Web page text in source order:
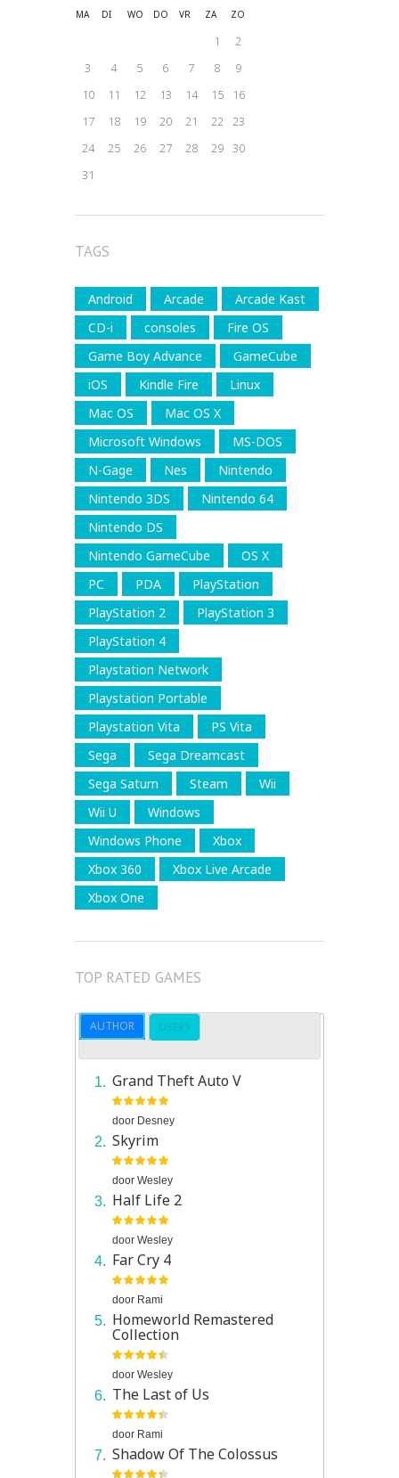
MA DI WO DO VR ZA ZO
1
2
3
4 5 6 7 8
9
10
11 12 13 14 15
16
17
18 19 20 21 22 23
24
25 26 27 28 29 30
31
TAGS
Android Arcade
Arcade Kast
CD-i
consoles
Fire OS
Game Boy Advance
GameCube
iOS
Kindle Fire
Linux
Mac OS
Mac OS X
Microsoft Windows
MS-DOS
N-Gage
Nes
Nintendo
Nintendo 3DS
Nintendo 64
Nintendo DS
Nintendo GameCube
OS X
PC
PDA
PlayStation
PlayStation 2
PlayStation 3
PlayStation 4
Playstation Network
Playstation Portable
Playstation Vita
PS Vita
Sega
Sega Dreamcast
Sega Saturn
Steam
Wii
Wii U
Windows
Windows Phone
Xbox
Xbox 360
Xbox Live Arcade
Xbox One
TOP RATED GAMES
AUTHOR USERS
Grand Theft Auto V
door Desney
Skyrim
door Wesley
Half Life 2
door Wesley
Far Cry 4
door Rami
Homeworld Remastered
Collection
door Wesley
The Last of Us
door Rami
Shadow Of The Colossus